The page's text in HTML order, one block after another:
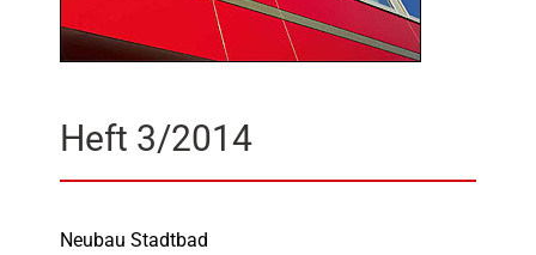
Heft 3/2014
Neubau Stadtbad